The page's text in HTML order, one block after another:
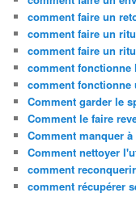
comment faire un
comment faire un
comment faire un
comment fonctionne
comment fonctionne
Comment garder le
Comment le faire
Comment manquer
Comment nettoyer
comment
comment récupérer